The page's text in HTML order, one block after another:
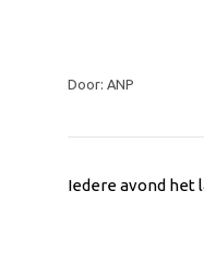
Door: ANP
Iedere avond het